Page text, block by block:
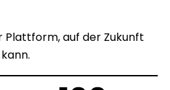
Plattform, auf der Zukunft